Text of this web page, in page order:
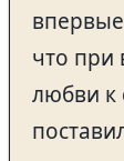
что при
любви к